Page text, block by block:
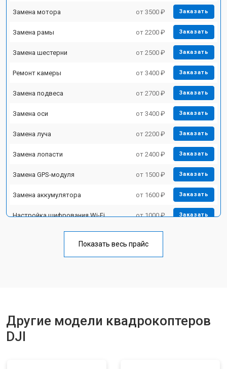
Замена мотора от 3500 ₽ Заказать
Замена рамы от 2200 ₽ Заказать
Замена шестерни от 2500 ₽ Заказать
Ремонт камеры от 3400 ₽ Заказать
Замена подвеса от 2700 ₽ Заказать
Замена оси от 3400 ₽ Заказать
Замена луча от 2200 ₽ Заказать
Замена лопасти от 2400 ₽ Заказать
Замена GPS-модуля от 1500 ₽ Заказать
Замена аккумулятора от 1600 ₽ Заказать
Настройка шифрования Wi-Fi от 1000 ₽ Заказать
Замена материнской платы от 2800 ₽
Показать весь прайс
Другие модели квадрокоптеров
DJI